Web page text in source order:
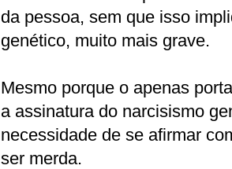
da pessoa, sem que isso
genético, muito mais grave.
Mesmo porque o apenas
a assinatura do narcisismo
necessidade de se afirmar
ser merda.